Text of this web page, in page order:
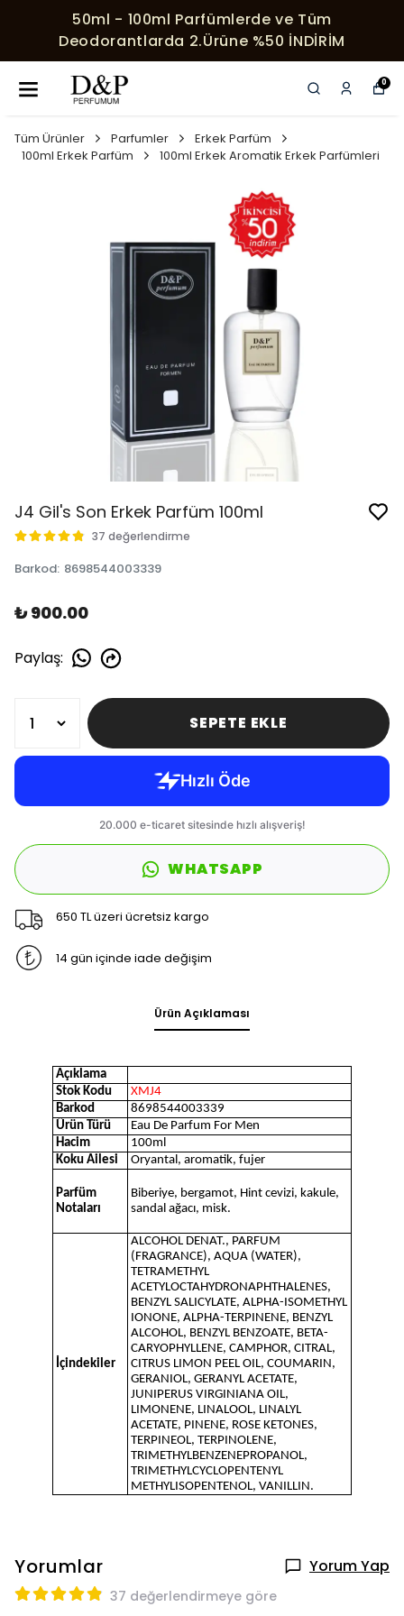
İNDİRİM
HER SIPARIŞE ÖZEL SÜRPRIZ
0
Tüm Ürünler Parfumler
Erkek Parfüm
100ml Erkek Parfüm
100ml Erkek Aromatik Erkek Parfümleri
J4 Gil's Son Erkek Parfüm 100ml
37 değerlendirme
Barkod: 8698544003339
₺ 900.00
Paylaş:
SEPETE EKLE
WHATSAPP
650 TL üzeri ücretsiz kargo
14 gün içinde iade değişim
Ürün Açıklaması
Açıklama
Stok Kodu
XMJ4
Barkod
8698544003339
Ürün Türü
Eau De Parfum For Men
Hacim
100ml
Koku Ailesi
Oryantal, aromatik, fujer
Parfüm
Notaları
Biberiye, bergamot, Hint cevizi, kakule,
sandal ağacı, misk.
İçindekiler
ALCOHOL DENAT., PARFUM
(FRAGRANCE), AQUA (WATER),
TETRAMETHYL
ACETYLOCTAHYDRONAPHTHALENES,
BENZYL SALICYLATE, ALPHA-ISOMETHYL
IONONE, ALPHA-TERPINENE, BENZYL
ALCOHOL, BENZYL BENZOATE, BETA-
CARYOPHYLLENE, CAMPHOR, CITRAL,
CITRUS LIMON PEEL OIL, COUMARIN,
GERANIOL, GERANYL ACETATE,
JUNIPERUS VIRGINIANA OIL,
LIMONENE, LINALOOL, LINALYL
ACETATE, PINENE, ROSE KETONES,
TERPINEOL, TERPINOLENE,
TRIMETHYLBENZENEPROPANOL,
TRIMETHYLCYCLOPENTENYL
METHYLISOPENTENOL, VANILLIN.
Yorumlar Yorum Yap
37 değerlendirmeye göre